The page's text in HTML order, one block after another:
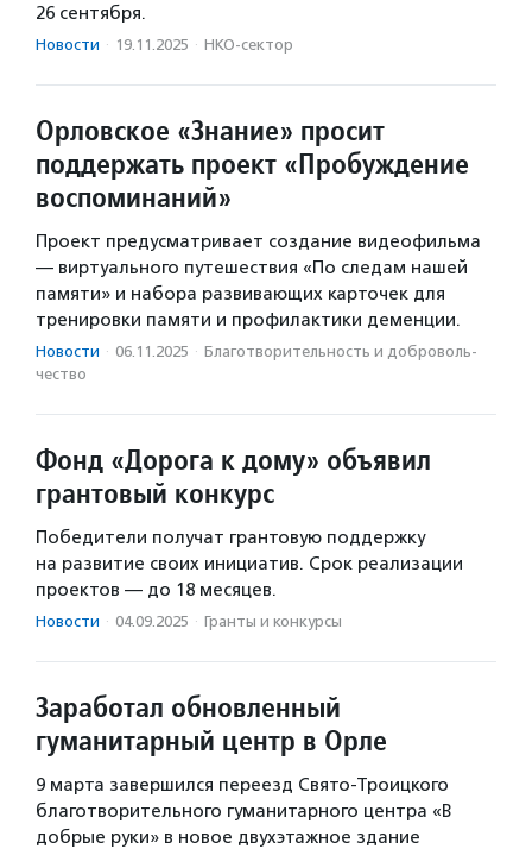
26 сентября.
Новости · 19.11.2025 · НКО-сектор
Орловское «Знание» просит
поддержать проект «Пробуждение
воспоминаний»
Проект предусматривает создание видеофильма
— виртуального путешествия «По следам нашей
памяти» и набора развивающих карточек для
тренировки памяти и профилактики деменции.
Новости · 06.11.2025 · Благотвори­тель­ность и доброволь­
чест­во
Фонд «Дорога к дому» объявил
грантовый конкурс
Победители получат грантовую поддержку
на развитие своих инициатив. Срок реализации
проектов — до 18 месяцев.
Новости · 04.09.2025 · Гранты и конкурсы
Заработал обновленный
гуманитарный центр в Орле
9 марта завершился переезд Свято-Троицкого
благотворительного гуманитарного центра «В
добрые руки» в новое двухэтажное здание